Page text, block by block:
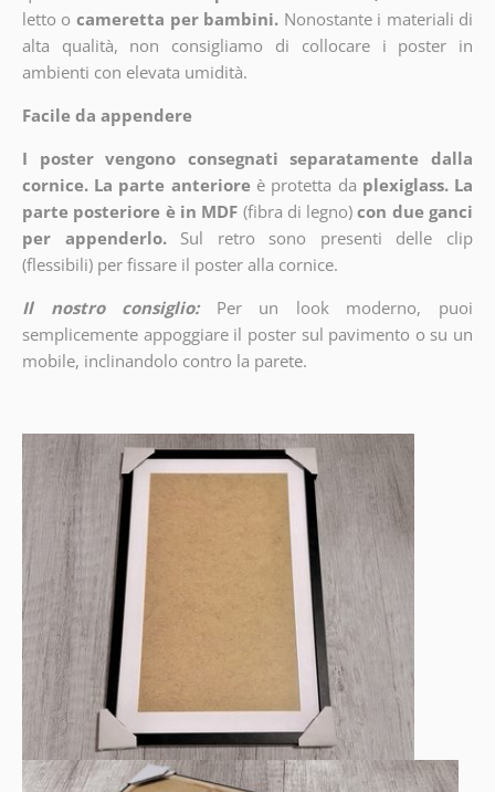
letto o cameretta per bambini. Nonostante i materiali di
alta qualità, non consigliamo di collocare i poster in
ambienti con elevata umidità.
Facile da appendere
I poster vengono consegnati separatamente dalla
cornice. La parte anteriore è protetta da plexiglass. La
parte posteriore è in MDF (fibra di legno) con due ganci
per appenderlo.
Sul retro sono presenti delle clip
(flessibili) per fissare il poster alla cornice.
Il nostro consiglio:
Per un look moderno, puoi
semplicemente appoggiare il poster sul pavimento o su un
mobile, inclinandolo contro la parete.